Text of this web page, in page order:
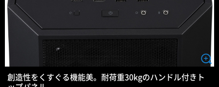
創造性をくすぐる機能美。耐荷重30kgのハンドル付きト